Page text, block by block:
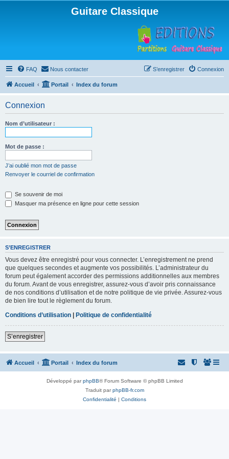
Guitare Classique
FAQ Nous contacter Connexion
S’enregistrer
Accueil Portail Index du forum
Connexion
Nom d’utilisateur :
Mot de passe :
J’ai oublié mon mot de passe
Renvoyer le courriel de confirmation
Se souvenir de moi
Masquer ma présence en ligne pour cette session
S’ENREGISTRER
Vous devez être enregistré pour vous connecter. L’enregistrement ne prend
que quelques secondes et augmente vos possibilités. L’administrateur du
forum peut également accorder des permissions additionnelles aux membres
du forum. Avant de vous enregistrer, assurez-vous d’avoir pris connaissance
de nos conditions d’utilisation et de notre politique de vie privée. Assurez-vous
de bien lire tout le règlement du forum.
Conditions d’utilisation | Politique de confidentialité
S’enregistrer
Accueil Portail Index du forum
Développé parphpBB® Forum Software © phpBB Limited
Traduit parphpBB-fr.com
Confidentialité | Conditions